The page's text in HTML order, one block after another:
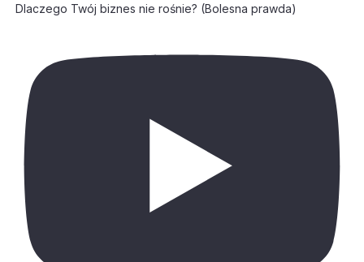
Dlaczego Twój biznes nie rośnie? (Bolesna prawda)